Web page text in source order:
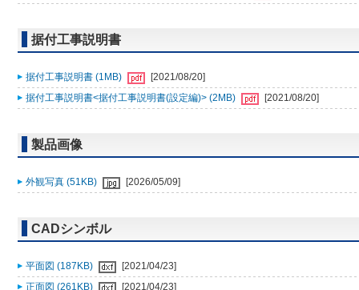
据付工事説明書
据付工事説明書 (1MB)
[2021/08/20]
据付工事説明書<据付工事説明書(設定編)> (2MB)
[2021/08/20]
製品画像
外観写真 (51KB) [2026/05/09]
CADシンボル
平面図 (187KB)
[2021/04/23]
正面図 (261KB)
[2021/04/23]